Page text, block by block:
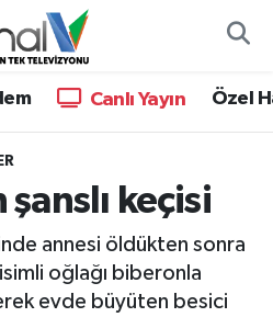
Canlı Yayın Özel
şanslı keçisi
annesi öldükten sonra
oğlağı biberonla
evde büyüten besici
ve Fikstür